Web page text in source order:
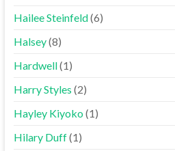
Hailee Steinfeld(6)
Halsey(8)
Hardwell(1)
Harry Styles (2)
Hayley Kiyoko(1)
Hilary Duff(1)